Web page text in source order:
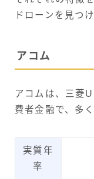
ドローンを見つ
アコム
アコムは、三菱
費者金融で、多
実質年
率